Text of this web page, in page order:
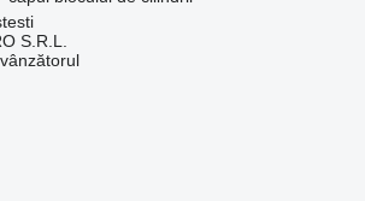
S.R.L.